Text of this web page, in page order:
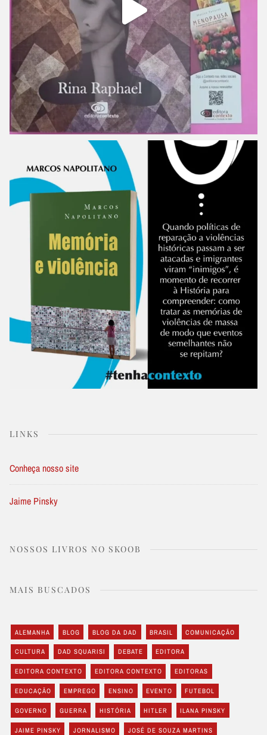
LINKS
Conheça nosso site
Jaime Pinsky
NOSSOS LIVROS NO SKOOB
MAIS BUSCADOS
ALEMANHA BLOG BLOG DA DAD BRASIL COMUNICAÇÃO
CULTURA DAD SQUARISI DEBATE EDITORA
EDITORA CONTEXTO EDITORA CONTEXTO EDITORAS
EDUCAÇÃO EMPREGO ENSINO EVENTO FUTEBOL
GOVERNO GUERRA HISTÓRIA HITLER ILANA PINSKY
JAIME PINSKY JORNALISMO JOSÉ DE SOUZA MARTINS